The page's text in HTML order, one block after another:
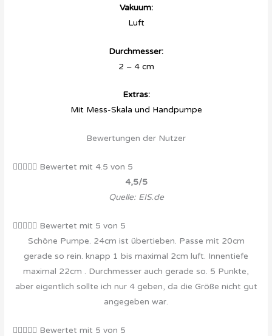
Vakuum:
Luft
Durchmesser:
2 – 4 cm
Extras:
Mit Mess-Skala und Handpumpe
Bewertungen der Nutzer
 Bewertet mit 4.5 von 5
4,5/5
Quelle: EIS.de
 Bewertet mit 5 von 5
Schöne Pumpe. 24cm ist übertieben. Passe mit 20cm
gerade so rein. knapp 1 bis maximal 2cm luft. Innentiefe
maximal 22cm . Durchmesser auch gerade so. 5 Punkte,
aber eigentlich sollte ich nur 4 geben, da die Größe nicht gut
angegeben war.
 Bewertet mit 5 von 5